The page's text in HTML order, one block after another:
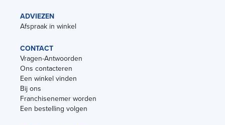
ADVIEZEN
Afspraak in winkel
CONTACT
Vragen-Antwoorden
Ons contacteren
Een winkel vinden
Bij ons
Franchisenemer worden
Een bestelling volgen